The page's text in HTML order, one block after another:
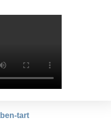
tart